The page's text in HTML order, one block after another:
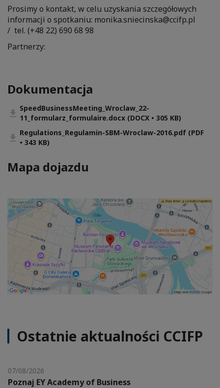
Prosimy o kontakt, w celu uzyskania szczegółowych
informacji o spotkaniu: monika.sniecinska@ccifp.pl
/ tel. (+48 22) 690 68 98
Partnerzy:
Dokumentacja
SpeedBusinessMeeting_Wroclaw_22-
11_formularz_formulaire.docx (DOCX • 305 KB)
Regulations_Regulamin-SBM-Wroclaw-2016.pdf (PDF
• 343 KB)
Mapa dojazdu
Ostatnie aktualności CCIFP
07/08/2026
Poznaj EY Academy of Business